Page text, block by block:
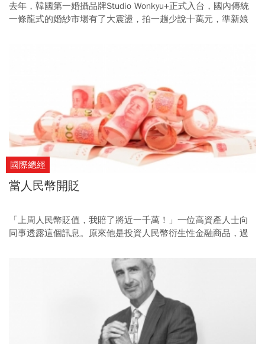
去年，韓國第一婚攝品牌Studio Wonkyu+正式入台，國內傳統
一條龍式的婚紗市場有了大震盪，拍一趟少說十萬元，準新娘
國際總經
當人民幣開貶
「上周人民幣貶值，我賠了將近一千萬！」一位高資產人士向
同事透露這個訊息。原來他是投資人民幣衍生性金融商品，過
氣貶值三％，才不過兩天時間，就把多年來賺的錢給吐回去